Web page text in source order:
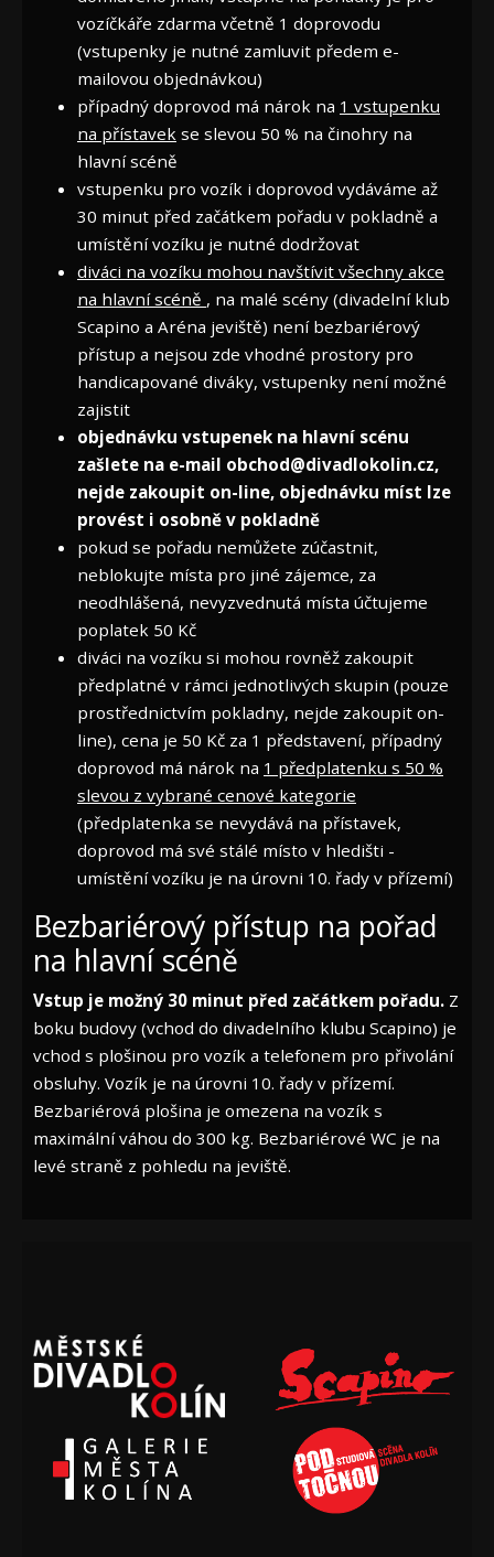
vozíčkáře zdarma včetně 1 doprovodu
(vstupenky je nutné zamluvit předem e-
mailovou objednávkou)
případný doprovod má nárok na 1 vstupenku
na přístavek se slevou 50 % na činohry na
hlavní scéně
vstupenku pro vozík i doprovod vydáváme až
30 minut před začátkem pořadu v pokladně a
umístění vozíku je nutné dodržovat
diváci na vozíku mohou navštívit všechny akce
na hlavní scéně , na malé scény (divadelní klub
Scapino a Aréna jeviště) není bezbariérový
přístup a nejsou zde vhodné prostory pro
handicapované diváky, vstupenky není možné
zajistit
objednávku vstupenek na hlavní scénu
zašlete na e-mail obchod@divadlokolin.cz,
nejde zakoupit on-line, objednávku míst lze
provést i osobně v pokladně
pokud se pořadu nemůžete zúčastnit,
neblokujte místa pro jiné zájemce, za
neodhlášená, nevyzvednutá místa účtujeme
poplatek 50 Kč
diváci na vozíku si mohou rovněž zakoupit
předplatné v rámci jednotlivých skupin (pouze
prostřednictvím pokladny, nejde zakoupit on-
line), cena je 50 Kč za 1 představení, případný
doprovod má nárok na 1 předplatenku s 50 %
slevou z vybrané cenové kategorie
(předplatenka se nevydává na přístavek,
doprovod má své stálé místo v hledišti -
umístění vozíku je na úrovni 10. řady v přízemí)
Bezbariérový přístup na pořad
na hlavní scéně
Vstup je možný 30 minut před začátkem pořadu. Z
boku budovy (vchod do divadelního klubu Scapino) je
vchod s plošinou pro vozík a telefonem pro přivolání
obsluhy. Vozík je na úrovni 10. řady v přízemí.
Bezbariérová plošina je omezena na vozík s
maximální váhou do 300 kg. Bezbariérové WC je na
levé straně z pohledu na jeviště.